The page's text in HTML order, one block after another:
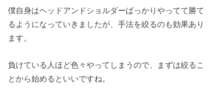
僕自身はヘッドアンドショルダーばっかりやってて勝て
るようになっていきましたが、手法を絞るのも効果あり
ます。
負けている人ほど色々やってしまうので、まずは絞るこ
とから始めるといいですね。